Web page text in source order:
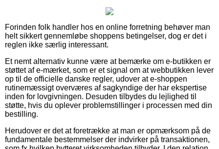
Forinden folk handler hos en online forretning behøver man
helt sikkert gennemløbe shoppens betingelser, dog er det i
reglen ikke særlig interessant.
Et nemt alternativ kunne være at bemærke om e-butikken er
støttet af e-mærket, som er et signal om at webbutikken lever
op til de officielle danske regler, udover at e-shoppen
rutinemæssigt overværes af sagkyndige der har ekspertise
inden for lovgivningen. Desuden tilbydes du lejlighed til
støtte, hvis du oplever problemstillinger i processen med din
bestilling.
Herudover er det at foretrække at man er opmærksom på de
fundamentale bestemmelser der indvirker på transaktionen,